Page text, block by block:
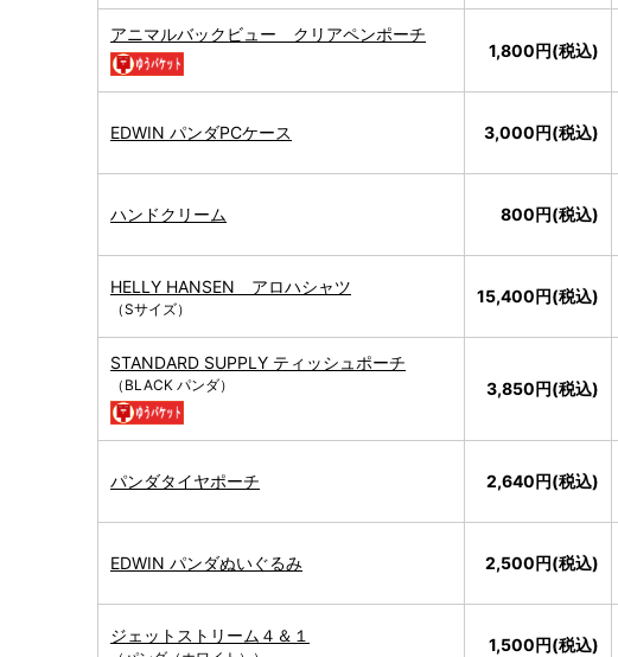
アニマルバックビュー クリアペンポーチ
1,800円(税込)
EDWIN パンダPCケース 3,000円(税込)
ハンドクリーム 800円(税込)
HELLY HANSEN アロハシャツ
（Sサイズ）
15,400円(税込)
STANDARD SUPPLY ティッシュポーチ
（BLACK パンダ） 3,850円(税込)
パンダタイヤポーチ 2,640円(税込)
EDWIN パンダぬいぐるみ 2,500円(税込)
ジェットストリーム４＆１ 1,500円(税込)